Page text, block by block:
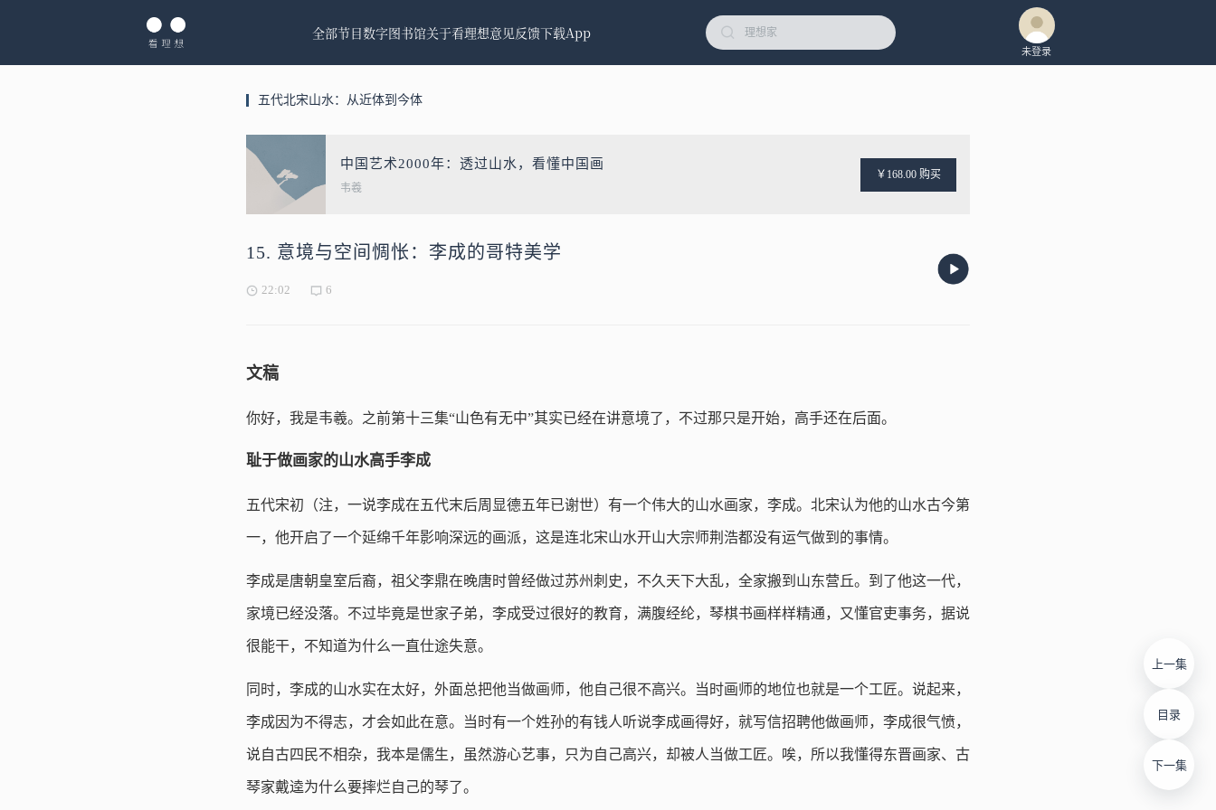
全部节目数字图书馆关于看理想意见反馈下载App
未登录
五代北宋山水：从近体到今体
中国艺术2000年：透过山水，看懂中国画
韦羲
￥168.00 购买
15. 意境与空间惆怅：李成的哥特美学
22:02 6
上一集
目录
下一集
文稿
你好，我是韦羲。之前第十三集“山色有无中”其实已经在讲意境了，不过那只是开始，高手还在后面。
耻于做画家的山水高手李成
五代宋初（注，一说李成在五代末后周显德五年已谢世）有一个伟大的山水画家，李成。北宋认为他的山水古今第
一，他开启了一个延绵千年影响深远的画派，这是连北宋山水开山大宗师荆浩都没有运气做到的事情。
李成是唐朝皇室后裔，祖父李鼎在晚唐时曾经做过苏州刺史，不久天下大乱，全家搬到山东营丘。到了他这一代，
家境已经没落。不过毕竟是世家子弟，李成受过很好的教育，满腹经纶，琴棋书画样样精通，又懂官吏事务，据说
很能干，不知道为什么一直仕途失意。
同时，李成的山水实在太好，外面总把他当做画师，他自己很不高兴。当时画师的地位也就是一个工匠。说起来，
李成因为不得志，才会如此在意。当时有一个姓孙的有钱人听说李成画得好，就写信招聘他做画师，李成很气愤，
说自古四民不相杂，我本是儒生，虽然游心艺事，只为自己高兴，却被人当做工匠。唉，所以我懂得东晋画家、古
琴家戴逵为什么要摔烂自己的琴了。